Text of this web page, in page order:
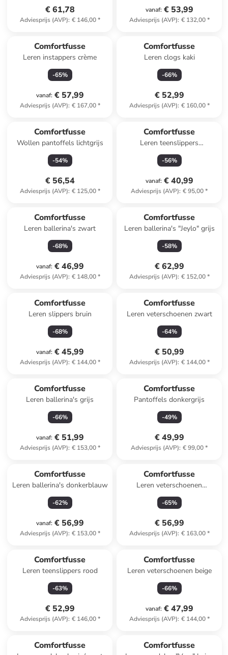
€ 61,78
Adviesprijs (AVP): € 146,00*
vanaf: € 53,99
Adviesprijs (AVP): € 132,00*
Comfortfusse
Leren instappers crème
-65%
vanaf: € 57,99
Adviesprijs (AVP): € 167,00*
Comfortfusse
Leren clogs kaki
-66%
€ 52,99
Adviesprijs (AVP): € 160,00*
Comfortfusse
Wollen pantoffels lichtgrijs
-54%
€ 56,54
Adviesprijs (AVP): € 125,00*
Comfortfusse
Leren teenslippers
donkerblauw
-56%
vanaf: € 40,99
Adviesprijs (AVP): € 95,00*
Comfortfusse
Leren ballerina's zwart
-68%
vanaf: € 46,99
Adviesprijs (AVP): € 148,00*
Comfortfusse
Leren ballerina's "Jeylo" grijs
-58%
€ 62,99
Adviesprijs (AVP): € 152,00*
Comfortfusse
Leren slippers bruin
-68%
vanaf: € 45,99
Adviesprijs (AVP): € 144,00*
Comfortfusse
Leren veterschoenen zwart
-64%
€ 50,99
Adviesprijs (AVP): € 144,00*
Comfortfusse
Leren ballerina's grijs
-66%
vanaf: € 51,99
Adviesprijs (AVP): € 153,00*
Comfortfusse
Pantoffels donkergrijs
-49%
€ 49,99
Adviesprijs (AVP): € 99,00*
Comfortfusse
Leren ballerina's donkerblauw
-62%
vanaf: € 56,99
Adviesprijs (AVP): € 153,00*
Comfortfusse
Leren veterschoenen
"Harmony" grijs
-65%
€ 56,99
Adviesprijs (AVP): € 163,00*
Comfortfusse
Leren teenslippers rood
-63%
€ 52,99
Adviesprijs (AVP): € 146,00*
Comfortfusse
Leren veterschoenen beige
-66%
vanaf: € 47,99
Adviesprijs (AVP): € 144,00*
Comfortfusse Comfortfusse